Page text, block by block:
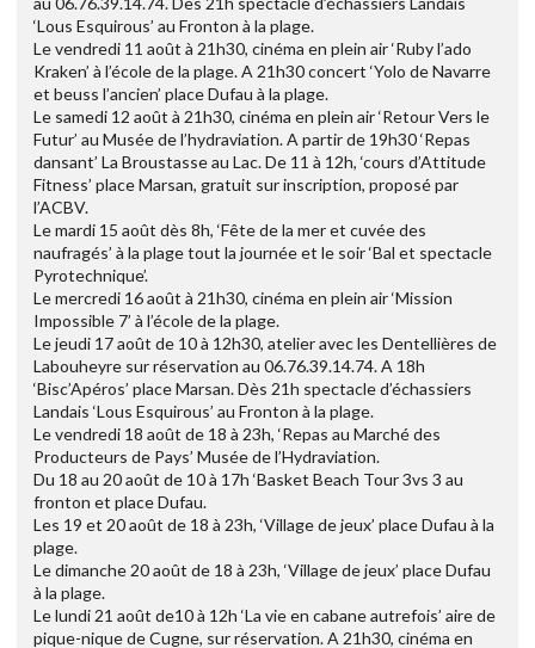
‘Lous Esquirous’ au Fronton à la plage.
Le vendredi 11 août à 21h30, cinéma en plein air ‘Ruby l’ado
Kraken’ à l’école de la plage. A 21h30 concert ‘Yolo de Navarre
et beuss l’ancien’ place Dufau à la plage.
Le samedi 12 août à 21h30, cinéma en plein air ‘Retour Vers le
Futur’ au Musée de l’hydraviation. A partir de 19h30 ‘Repas
dansant’ La Broustasse au Lac. De 11 à 12h, ‘cours d’Attitude
Fitness’ place Marsan, gratuit sur inscription, proposé par
l’ACBV.
Le mardi 15 août dès 8h, ‘Fête de la mer et cuvée des
naufragés’ à la plage tout la journée et le soir ‘Bal et spectacle
Pyrotechnique’.
Le mercredi 16 août à 21h30, cinéma en plein air ‘Mission
Impossible 7’ à l’école de la plage.
Le jeudi 17 août de 10 à 12h30, atelier avec les Dentellières de
Labouheyre sur réservation au 06.76.39.14.74. A 18h
‘Bisc’Apéros’ place Marsan. Dès 21h spectacle d’échassiers
Landais ‘Lous Esquirous’ au Fronton à la plage.
Le vendredi 18 août de 18 à 23h, ‘Repas au Marché des
Producteurs de Pays’ Musée de l’Hydraviation.
Du 18 au 20 août de 10 à 17h ‘Basket Beach Tour 3vs 3 au
fronton et place Dufau.
Les 19 et 20 août de 18 à 23h, ‘Village de jeux’ place Dufau à la
plage.
Le dimanche 20 août de 18 à 23h, ‘Village de jeux’ place Dufau
à la plage.
Le lundi 21 août de10 à 12h ‘La vie en cabane autrefois’ aire de
pique-nique de Cugne, sur réservation. A 21h30, cinéma en